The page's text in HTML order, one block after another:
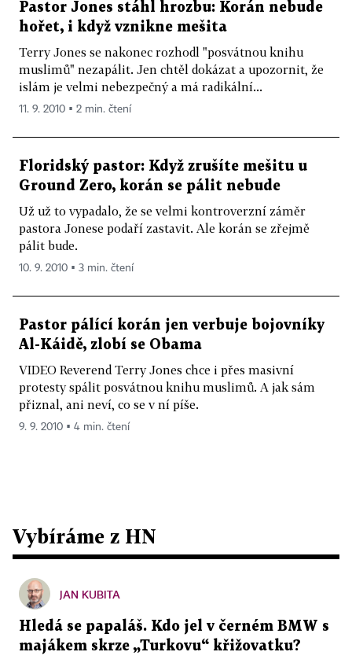
Pastor Jones stáhl hrozbu: Korán nebude
hořet, i když vznikne mešita
Terry Jones se nakonec rozhodl "posvátnou knihu
muslimů" nezapálit. Jen chtěl dokázat a upozornit, že
islám je velmi nebezpečný a má radikální...
11. 9. 2010 ▪ 2 min. čtení
Floridský pastor: Když zrušíte mešitu u
Ground Zero, korán se pálit nebude
Už už to vypadalo, že se velmi kontroverzní záměr
pastora Jonese podaří zastavit. Ale korán se zřejmě
pálit bude.
10. 9. 2010 ▪ 3 min. čtení
Pastor pálící korán jen verbuje bojovníky
Al-Káidě, zlobí se Obama
VIDEO Reverend Terry Jones chce i přes masivní
protesty spálit posvátnou knihu muslimů. A jak sám
přiznal, ani neví, co se v ní píše.
9. 9. 2010 ▪ 4 min. čtení
Vybíráme z HN
JAN KUBITA
Hledá se papaláš. Kdo jel v černém BMW s
majákem skrze „Turkovu“ křižovatku?